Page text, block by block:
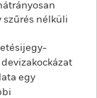
szűrés nélküli
egy